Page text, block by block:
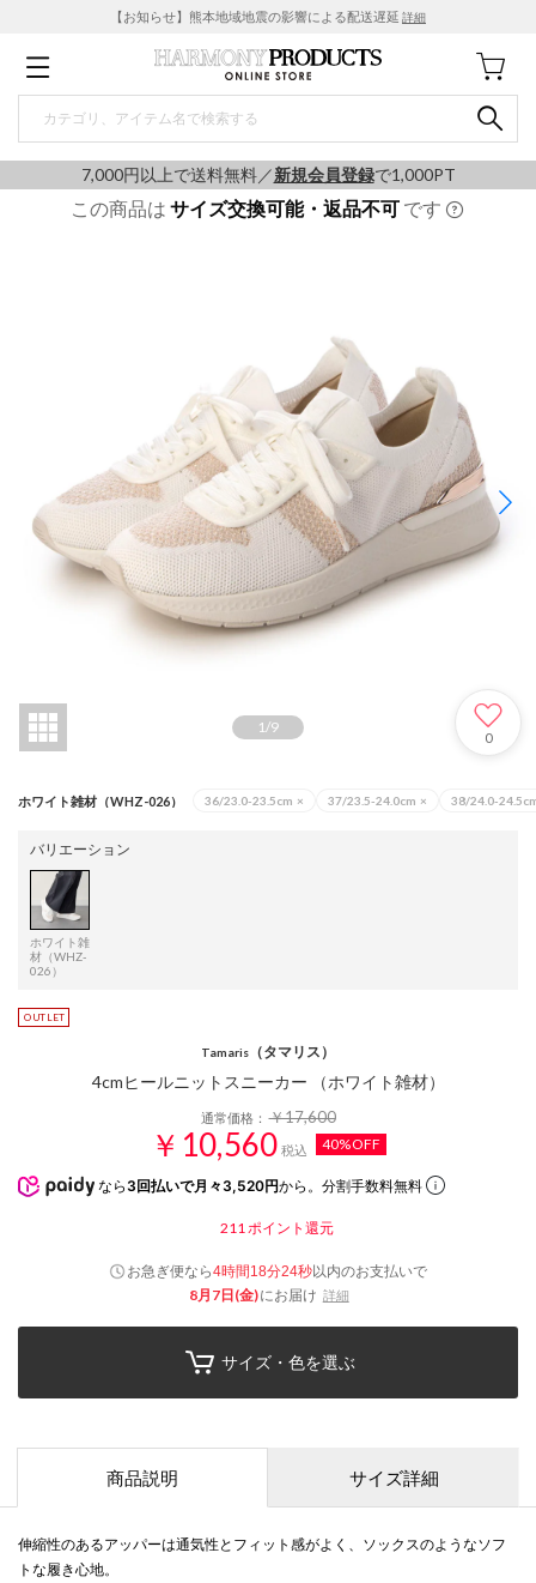
【お知らせ】熊本地域地震の影響による配送遅延 詳細
7,000円以上で送料無料／新規会員登録で1,000PT
この商品は サイズ交換可能・返品不可 です
1/9
0
ホワイト雑材（WHZ-026） 36/23.0-23.5cm × 37/23.5-24.0cm × 38/24.0-
バリエーション
ホワイト雑
材（WHZ-
026）
Tamaris （タマリス）
4cmヒールニットスニーカー （ホワイト雑材）
通常価格：￥17,600
￥10,560 税込 40%OFF
なら 3回払いで月々3,520円から。分割手数料無料
211 ポイント還元
お急ぎ便なら4時間18分24秒以内のお支払いで
8月7日(金)にお届け 詳細
サイズ・色を選ぶ
商品説明 サイズ詳細
伸縮性のあるアッパーは通気性とフィット感がよく、ソックスのようなソフ
トな履き心地。